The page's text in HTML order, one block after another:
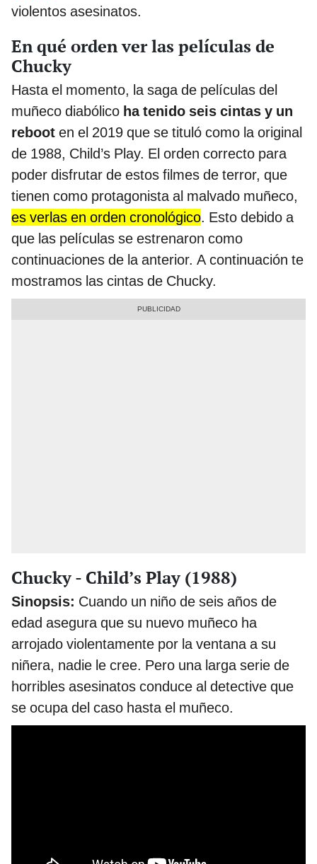
violentos asesinatos.
En qué orden ver las películas de
Chucky
Hasta el momento, la saga de películas del
muñeco diabólico ha tenido seis cintas y un
reboot en el 2019 que se tituló como la original
de 1988, Child’s Play. El orden correcto para
poder disfrutar de estos filmes de terror, que
tienen como protagonista al malvado muñeco,
es verlas en orden cronológico. Esto debido a
que las películas se estrenaron como
continuaciones de la anterior. A continuación te
mostramos las cintas de Chucky.
Chucky - Child’s Play (1988)
Sinopsis: Cuando un niño de seis años de
edad asegura que su nuevo muñeco ha
arrojado violentamente por la ventana a su
niñera, nadie le cree. Pero una larga serie de
horribles asesinatos conduce al detective que
se ocupa del caso hasta el muñeco.